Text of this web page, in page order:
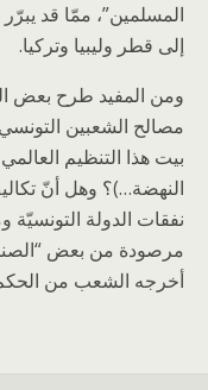
المسلمين”، ممّا قد
إلى قطر وليبيا وتركيا.
ومن المفيد طرح بعض
مصالح الشعبين
بيت هذا التنظيم
النهضة…)؟ وهل أنّ
نفقات الدولة التونسيّة
مرصودة من بعض
أخرجه الشعب من